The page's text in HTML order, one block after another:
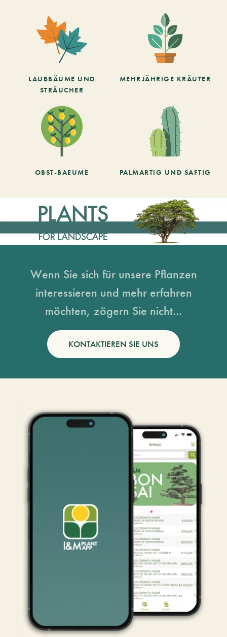
LAUBBÄUME UND
STRÄUCHER
MEHRJÄHRIGE KRÄUTER
OBST-BAEUME PALMARTIG UND SAFTIG
Wenn Sie sich für unsere Pflanzen
interessieren und mehr erfahren
möchten, zögern Sie nicht...
KONTAKTIEREN SIE UNS